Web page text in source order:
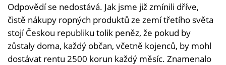
Odpovědí se nedostává. Jak jsme již zmínili dříve,
čistě nákupy ropných produktů ze zemí třetího světa
stojí Českou republiku tolik peněz, že pokud by
zůstaly doma, každý občan, včetně kojenců, by mohl
dostávat rentu 2500 korun každý měsíc. Znamenalo